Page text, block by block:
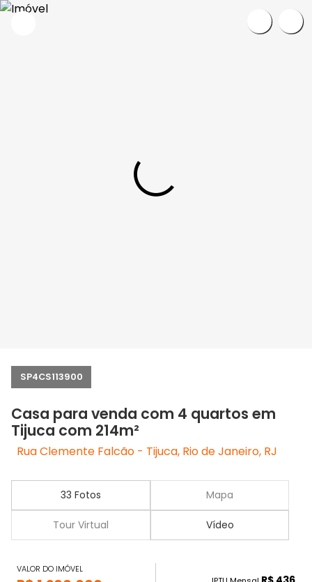
SP4CS113900
Casa para venda com 4 quartos em
Tijuca com 214m²
Rua Clemente Falcão - Tijuca, Rio de Janeiro, RJ
33 Fotos Mapa
Tour Virtual Vídeo
VALOR DO IMÓVEL